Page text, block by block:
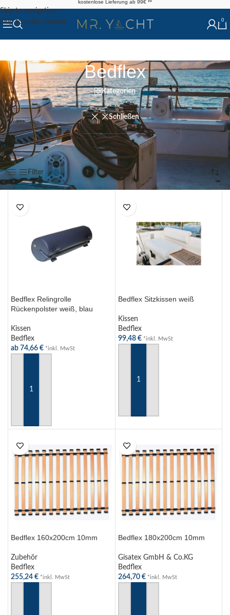
Skip to navigation
Skip to main content
kostenlose Lieferung ab 99€ **
0
Bedflex
Kategorien
Schließen
Start /Produkt Marke / Bedflex
Alle 12 Ergebnisse werden angezeigt
Filter
Bedflex Relingrolle
Rückenpolster weiß, blau
Kissen
Bedflex
ab 74,66 € *inkl. MwSt
Bedflex Sitzkissen weiß
Kissen
Bedflex
99,48 € *inkl. MwSt
Bedflex 160x200cm 10mm
Zubehör
Bedflex
255,24 € *inkl. MwSt
Bedflex 180x200cm 10mm
Gisatex GmbH & Co.KG
Bedflex
264,70 € *inkl. MwSt